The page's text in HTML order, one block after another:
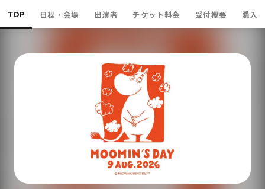
TOP 日程・会場 出演者 チケット料金 受付概要 購入